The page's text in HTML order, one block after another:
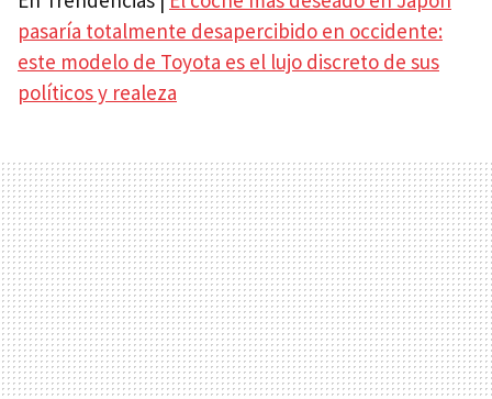
pasaría totalmente desapercibido en occidente:
este modelo de Toyota es el lujo discreto de sus
políticos y realeza